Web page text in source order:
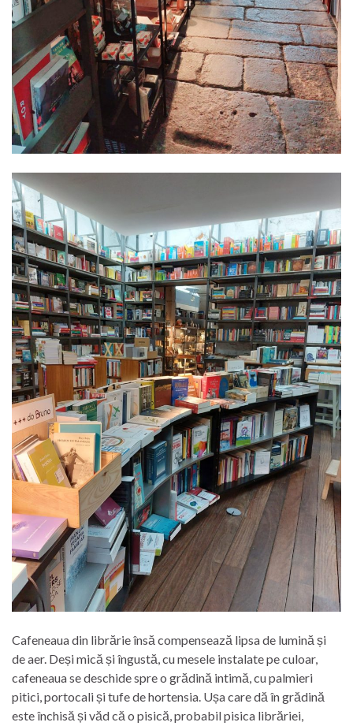
Cafeneaua din librărie însă compensează lipsa de lumină și
de aer. Deși mică și îngustă, cu mesele instalate pe culoar,
cafeneaua se deschide spre o grădină intimă, cu palmieri
pitici, portocali și tufe de hortensia. Ușa care dă în grădină
este închisă și văd că o pisică, probabil pisica librăriei,